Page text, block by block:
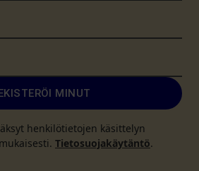
MINUT
henkilötietojen käsittelyn
Tietosuojakäytäntö.